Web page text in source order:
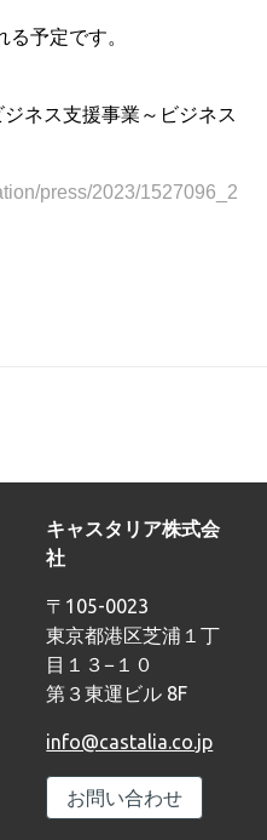
予定です。
ネス支援事業～ビジネス
press/2023/1527096_2
キャスタリア株式会
社
〒105-0023
東京都港区芝浦１丁
目１３−１０
第３東運ビル 8F
info@castalia.co.jp
お問い合わせ